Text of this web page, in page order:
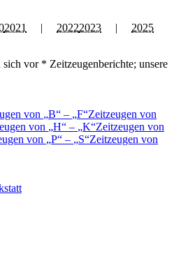
2021 | 20222023 | 2025
sich vor * Zeitzeugenberichte; unsere
von B – F Zeitzeugen von
von H – K Zeitzeugen von
von P – S Zeitzeugen von